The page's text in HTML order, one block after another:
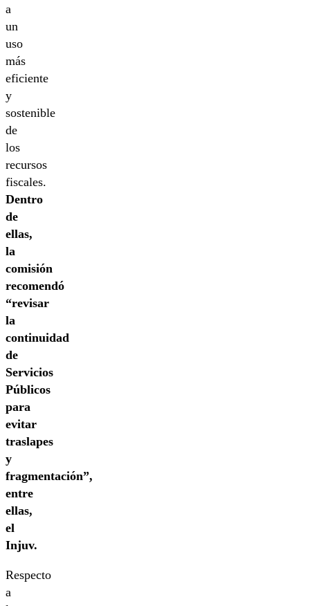
a
un
uso
más
eficiente
y
sostenible
de
los
recursos
fiscales.
Dentro
de
ellas,
la
comisión
recomendó
“revisar
la
continuidad
de
Servicios
Públicos
para
evitar
traslapes
y
fragmentación”,
entre
ellas,
el
Injuv.
Respecto
a